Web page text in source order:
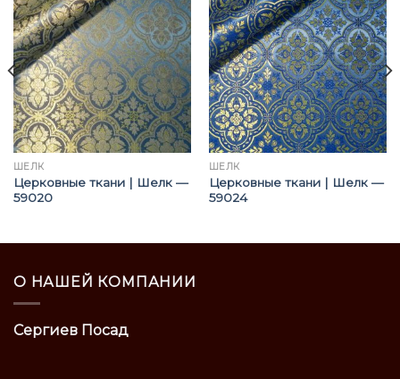
ШЁЛК
Церковные ткани | Шелк —
59020
ШЁЛК
Церковные ткани | Шелк —
59024
О НАШЕЙ КОМПАНИИ
Сергиев Посад